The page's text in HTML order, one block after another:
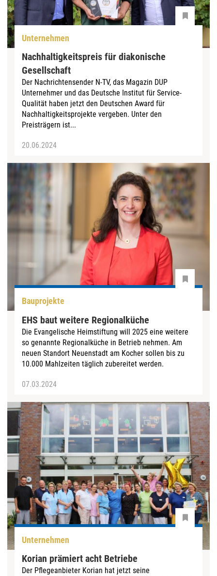
Unternehmen
Nachhaltigkeitspreis für diakonische
Gesellschaft
Der Nachrichtensender N-TV, das Magazin DUP
Unternehmer und das Deutsche Institut für Service-
Qualität haben jetzt den Deutschen Award für
Nachhaltigkeitsprojekte vergeben. Unter den
Preisträgern ist...
20.06.2024
Bauprojekte
EHS baut weitere Regionalküche
Die Evangelische Heimstiftung will 2025 eine weitere
so genannte Regionalküche in Betrieb nehmen. Am
neuen Standort Neuenstadt am Kocher sollen bis zu
10.000 Mahlzeiten täglich zubereitet werden.
07.03.2024
Unternehmen
Korian prämiert acht Betriebe
Der Pflegeanbieter Korian hat jetzt seine